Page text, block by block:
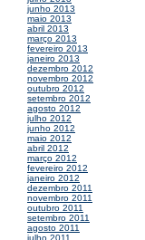
junho 2013
maio 2013
abril 2013
março 2013
fevereiro 2013
janeiro 2013
dezembro 2012
novembro 2012
outubro 2012
setembro 2012
agosto 2012
julho 2012
junho 2012
maio 2012
abril 2012
março 2012
fevereiro 2012
janeiro 2012
dezembro 2011
novembro 2011
outubro 2011
setembro 2011
agosto 2011